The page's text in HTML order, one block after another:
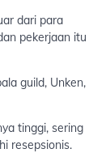
dari para
pekerjaan itu
guild, Unken,
tinggi, sering
resepsionis.